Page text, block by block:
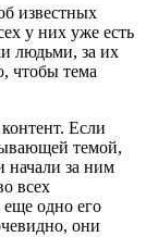
известных
у них уже есть
людьми, за их
чтобы тема
Если
темой,
начали за ним
всех
одно его
они